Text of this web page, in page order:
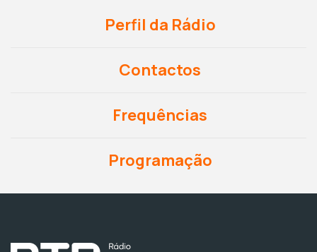
Perfil da Rádio
Contactos
Frequências
Programação